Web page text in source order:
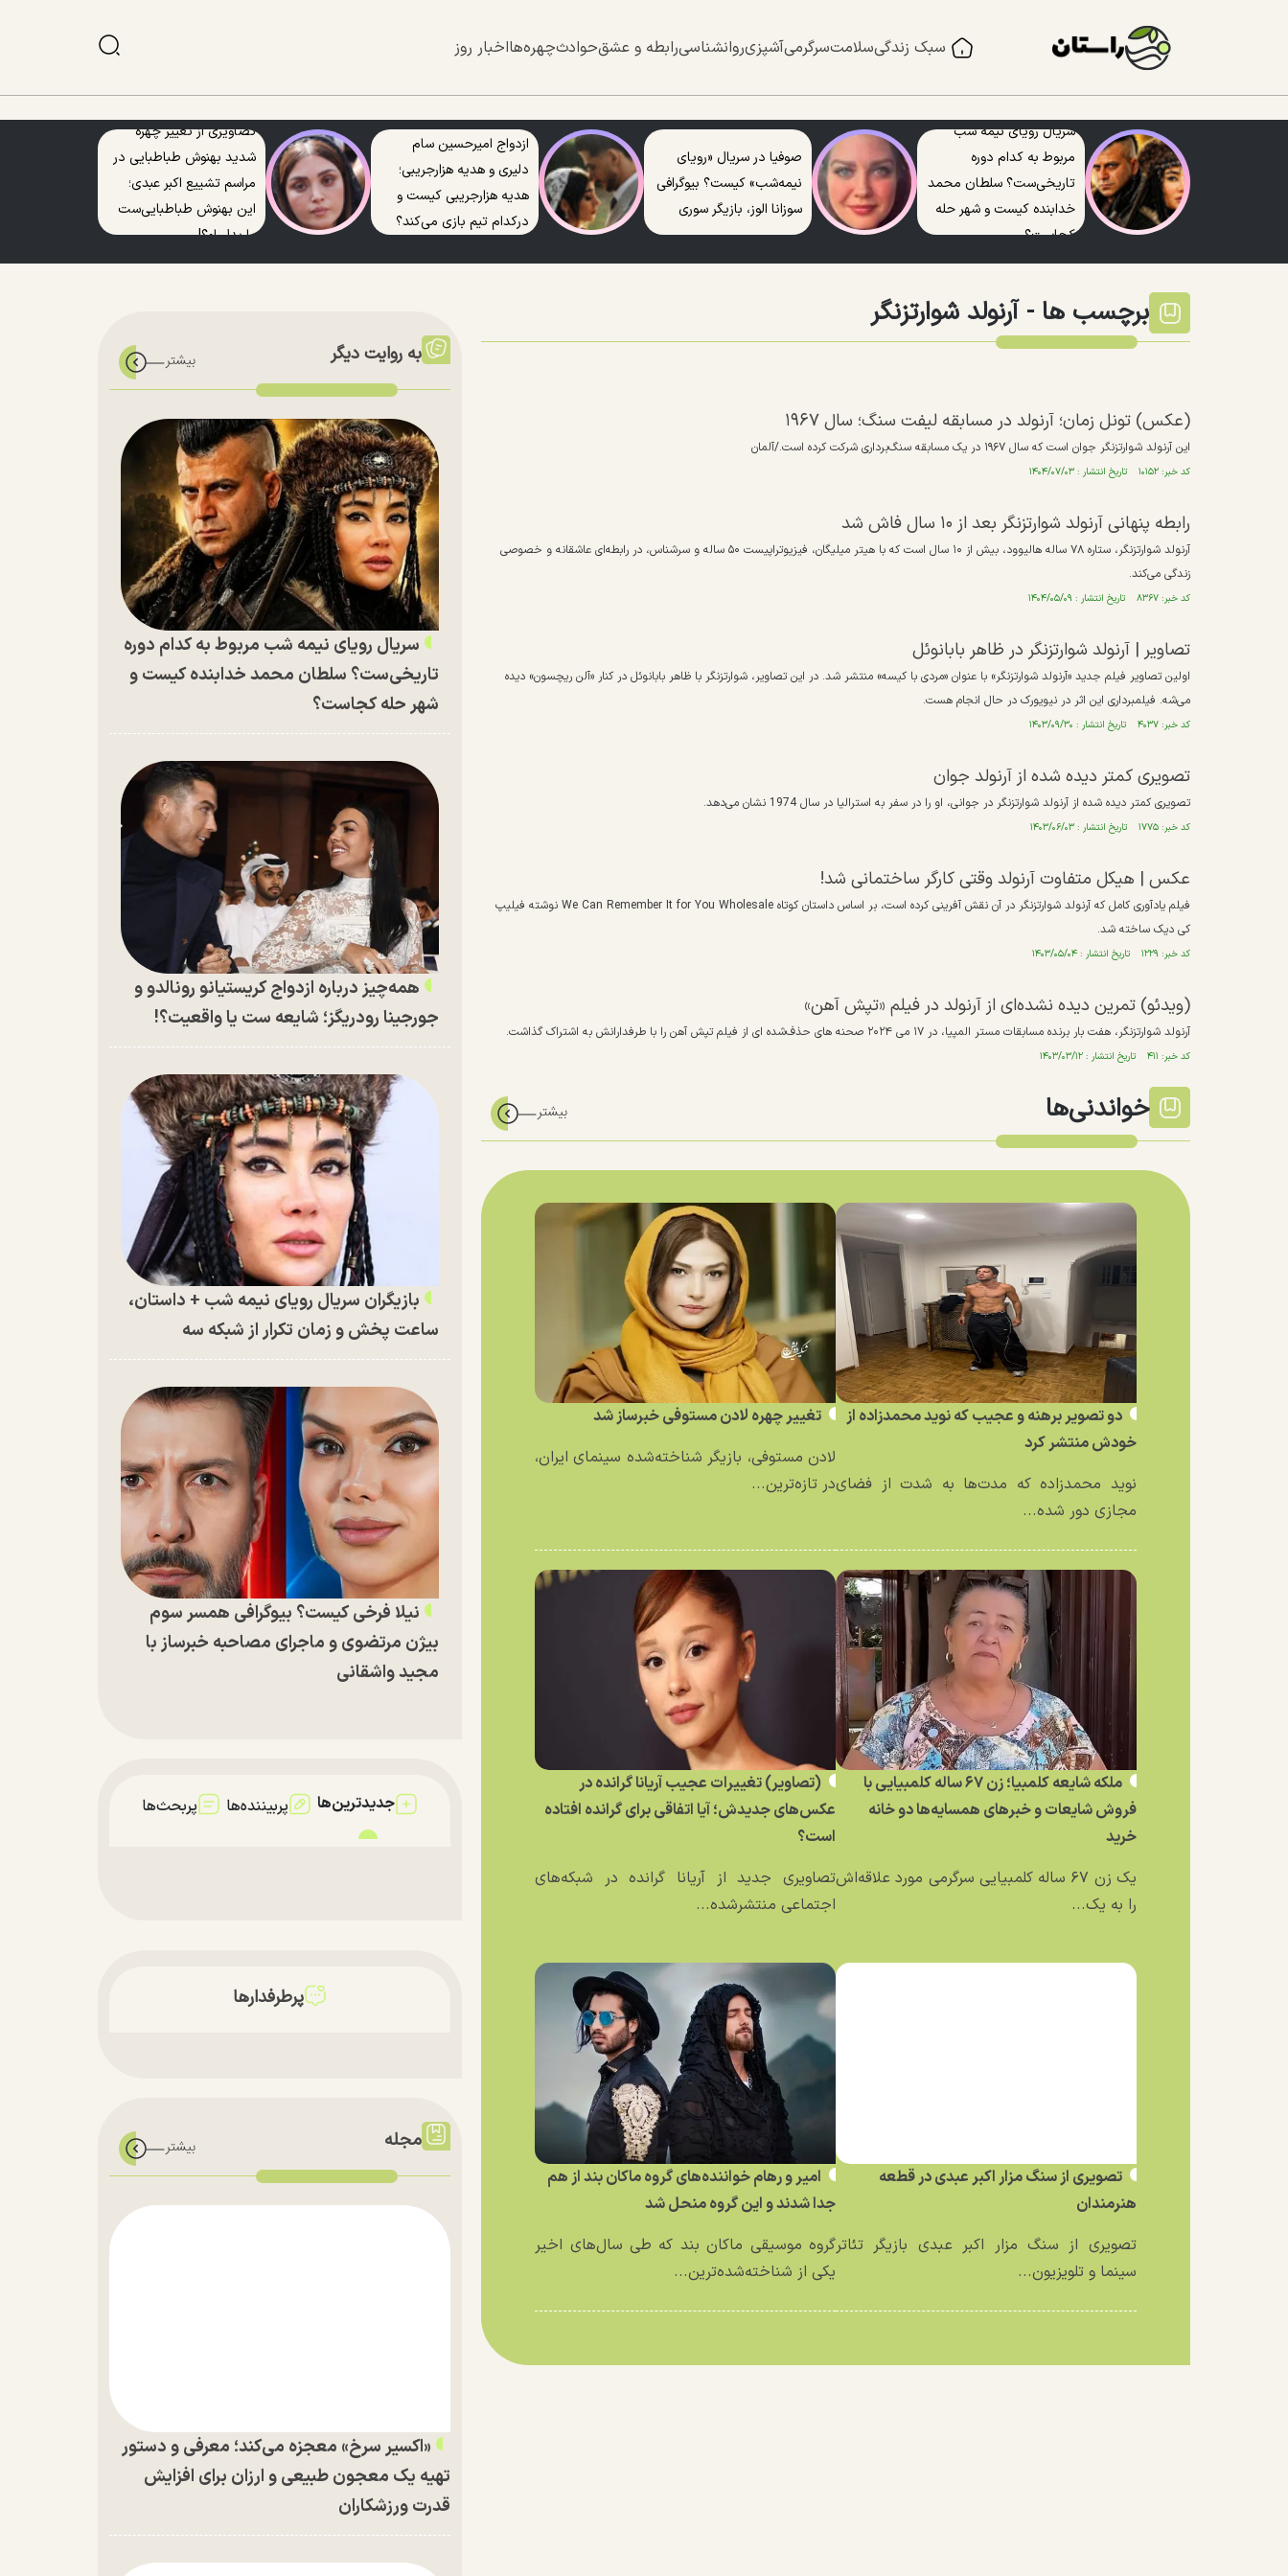
سبک زندگیسلامتسرگرمیآشپزیروانشناسیرابطه و عشقحوادثچهره‌هااخبار روز
سریال رویای نیمه شب
مربوط به کدام دوره
تاریخی‌ست؟ سلطان محمد
خدابنده کیست و شهر حله
کجاست؟
صوفیا در سریال «رویای
نیمه‌شب» کیست؟ بیوگرافی
سوزانا الوز، بازیگر سوری
ازدواج امیرحسین سام
دلیری و هدیه هزارجریبی؛
هدیه هزارجریبی کیست و
درکدام تیم بازی می‌کند؟
تصاویری از تغییر چهره
شدید بهنوش طباطبایی در
مراسم تشییع اکبر عبدی؛
این بهنوش طباطبایی‌ست
یا بدل او؟!
برچسب ها -آرنولد شوارتزنگر
(عکس) تونل زمان؛ آرنولد در مسابقه لیفت سنگ؛ سال ۱۹۶۷
این آرنولد شوارتزنگر جوان است که سال ۱۹۶۷ در یک مسابقه سنگ‌برداری شرکت کرده است./آلمان
کد خبر: ۱۰۱۵۲ تاریخ انتشار : ۱۴۰۴/۰۷/۰۳
رابطه پنهانی آرنولد شوارتزنگر بعد از ۱۰ سال فاش شد
آرنولد شوارتزنگر، ستاره ۷۸ ساله هالیوود، بیش از ۱۰ سال است که با هیتر میلیگان، فیزیوتراپیست ۵۰ ساله و سرشناس، در رابطه‌ای عاشقانه و خصوصی
زندگی می‌کند.
کد خبر: ۸۳۶۷ تاریخ انتشار : ۱۴۰۴/۰۵/۰۹
تصاویر‌ |‌ آرنولد شوارتزنگر در ظاهر بابانوئل
اولین تصاویر فیلم جدید «آرنولد شوارتزنگر» با عنوان «مردی با کیسه» منتشر شد. در این تصاویر، شوارتزنگر با ظاهر بابانوئل در کنار «آلن ریچسون» دیده
می‌شه. فیلمبرداری این اثر در نیویورک در حال انجام هست.
کد خبر: ۴۰۳۷ تاریخ انتشار : ۱۴۰۳/۰۹/۳۰
تصویری کمتر دیده شده از آرنولد جوان
تصویری کمتر دیده شده از آرنولد شوارتزنگر در جوانی، او را در سفر به استرالیا در سال 1974 نشان می‌دهد.
کد خبر: ۱۷۷۵ تاریخ انتشار : ۱۴۰۳/۰۶/۰۳
عکس | هیکل متفاوت آرنولد وقتی کارگر ساختمانی شد!
فیلم یادآوری کامل که آرنولد شوارتزنگر در آن نقش آفرینی کرده است، بر اساس داستان کوتاه We Can Remember It for You Wholesale نوشته فیلیپ
کی دیک ساخته شد.
کد خبر: ۱۲۲۹ تاریخ انتشار : ۱۴۰۳/۰۵/۰۴
(ویدئو) تمرین دیده نشده‌ای از آرنولد در فیلم «تپش آهن»
آرنولد شوارتزنگر، هفت بار برنده مسابقات مستر المپیا، در ۱۷ می ۲۰۲۴ صحنه های حذف‌شده ای از فیلم تپش آهن را با طرفدارانش به اشتراک گذاشت.
کد خبر: ۴۱۱ تاریخ انتشار : ۱۴۰۳/۰۳/۱۲
خواندنی‌ها
دو تصویر برهنه و عجیب که نوید محمدزاده از
خودش منتشر کرد
نوید محمدزاده که مدت‌ها به شدت از فضای
مجازی دور شده...
تغییر چهره لادن مستوفی خبرساز شد
لادن مستوفی، بازیگر شناخته‌شده سینمای ایران،
در تازه‌ترین...
ملکه شایعه کلمبیا؛ زن ۶۷ ساله کلمبیایی با
فروش شایعات و خبر‌های همسایه‌ها دو خانه
خرید
یک زن ۶۷ ساله کلمبیایی سرگرمی مورد علاقه‌اش
را به یک...
(تصاویر) تغییرات عجیب آریانا گرانده در
عکس‌های جدیدش؛ آیا اتفاقی برای گرانده افتاده
است؟
تصاویری جدید از آریانا گرانده در شبکه‌های
اجتماعی منتشرشده...
تصویری از سنگ مزار اکبر عبدی در قطعه
هنرمندان
تصویری از سنگ مزار اکبر عبدی بازیگر تئاتر
سینما و تلویزیون...
امیر و رهام خواننده‌های گروه ماکان بند از هم
جدا شدند و این گروه منحل شد
گروه موسیقی ماکان بند که طی سال‌های اخیر
یکی از شناخته‌شده‌ترین...
به روایت دیگر
سریال رویای نیمه شب مربوط به کدام دوره
تاریخی‌ست؟ سلطان محمد خدابنده کیست و
شهر حله کجاست؟
همه‌چیز درباره ازدواج کریستیانو رونالدو و
جورجینا رودریگز؛ شایعه ست یا واقعیت؟!
بازیگران سریال رویای نیمه شب + داستان،
ساعت پخش و زمان تکرار از شبکه سه
نیلا فرخی کیست؟ بیوگرافی همسر سوم
بیژن مرتضوی و ماجرای مصاحبه خبرساز با
مجید واشقانی
جدیدترین‌ها پربیننده‌ها پربحث‌ها
پرطرفدارها
مجله
«اکسیر سرخ» معجزه می‌کند؛ معرفی و دستور
تهیه یک معجون طبیعی و ارزان برای افزایش
قدرت ورزشکاران